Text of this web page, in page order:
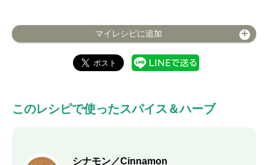
マイレシピに追加
このレシピで使ったスパイス＆ハーブ
シナモン／Cinnamon